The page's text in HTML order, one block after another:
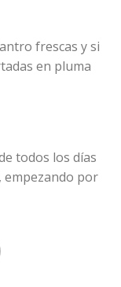
frescas y si
en pluma
todos los días
empezando por